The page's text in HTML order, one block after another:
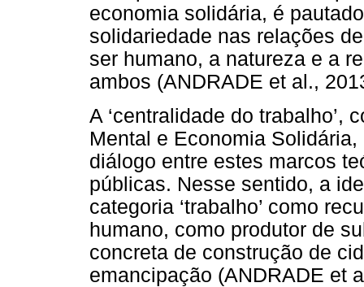
economia solidária, é
solidariedade nas relações
ser humano, a natureza e a
ambos (ANDRADE et al.,
A ‘centralidade do trabalho’,
Mental e Economia
diálogo entre estes marcos
públicas. Nesse sentido, a
categoria ‘trabalho’ como
humano, como produtor de
concreta de construção de
emancipação (ANDRADE et